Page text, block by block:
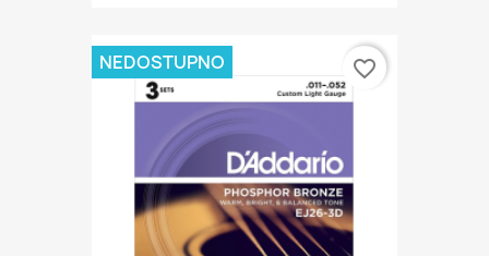
NEDOSTUPNO favorite_border